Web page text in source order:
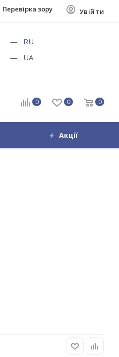
Перевірка зору Увійти
RU
UA
0 0 0
Акції